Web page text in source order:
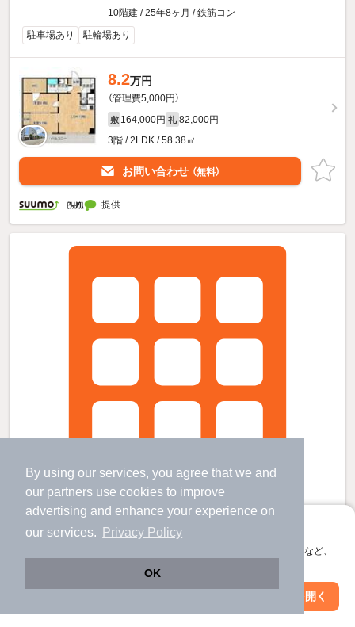
By using our services, you agree that we and
our partners use cookies to improve
advertising and enhance your experience on
our services.
Privacy Policy
OK
アプリに切り替えて、サクサクお部屋探し
会員登録なしですぐ使える。マップ検索やお気に入り保存など、
アプリを開く
10階建 / 25年8ヶ月 / 鉄筋コン
駐車場あり
駐輪場あり
8.2万円
（管理費5,000円）
敷 164,000円 礼 82,000円
3階 / 2LDK / 58.38㎡
お問い合わせ （無料）
提供
デンテツターミナルビル前駅 歩4分 （とさ後免
絞り込み条件を変更